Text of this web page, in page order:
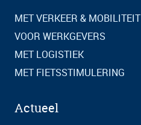
MET VERKEER & MOBILITEIT
VOOR WERKGEVERS
MET LOGISTIEK
MET FIETSSTIMULERING
Actueel